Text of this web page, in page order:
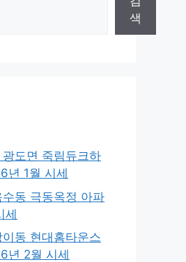
색
도면 죽림듀크하
년 1월 시세
동 극동옥정 아파
세
동 현대홈타운스
년 2월 시세